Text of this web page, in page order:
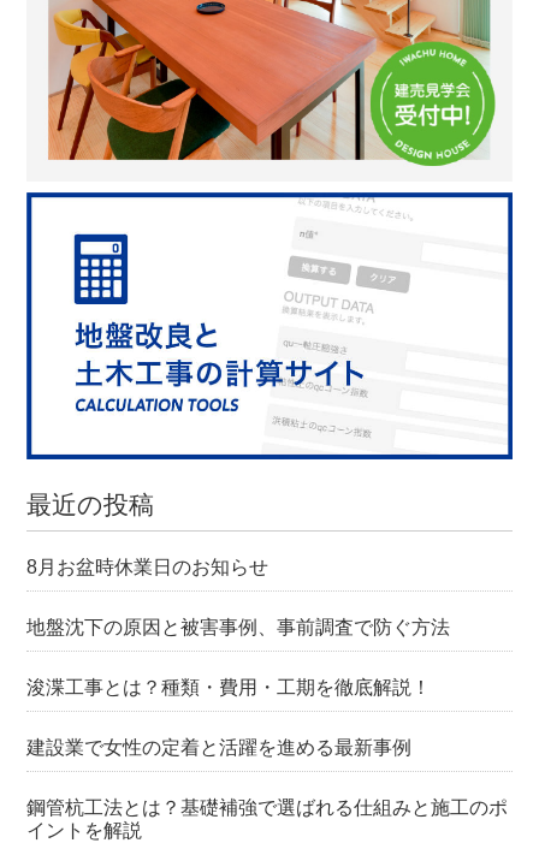
最近の投稿
8月お盆時休業日のお知らせ
地盤沈下の原因と被害事例、事前調査で防ぐ方法
浚渫工事とは？種類・費用・工期を徹底解説！
建設業で女性の定着と活躍を進める最新事例
鋼管杭工法とは？基礎補強で選ばれる仕組みと施工のポ
イントを解説